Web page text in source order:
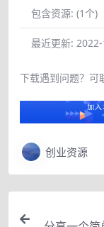
包含资源: (1个)
最近更新:
下载遇到问题？可
创业资源